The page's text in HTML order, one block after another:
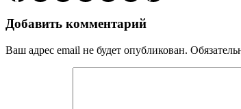
Добавить комментарий
Ваш адрес email не будет опубликован.